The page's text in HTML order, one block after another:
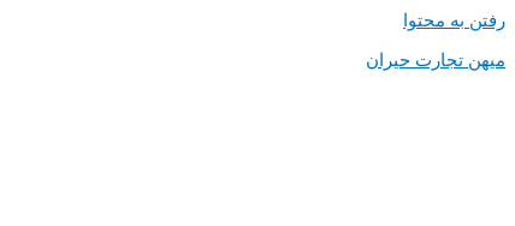
رفتن به محتوا
میهن تجارت حیران